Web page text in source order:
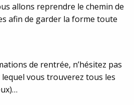
allons reprendre le chemin de
afin de garder la forme toute
de rentrée, n’hésitez pas
vous trouverez tous les